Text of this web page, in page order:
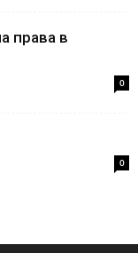
права в
0
0